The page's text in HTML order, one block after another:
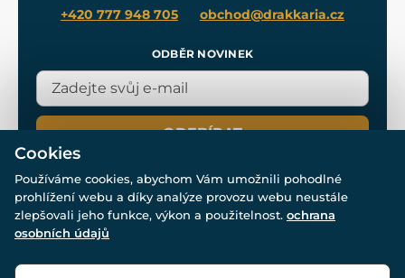
+420 777 948 705 obchod@drakkaria.cz
ODBĚR NOVINEK
ODEBÍRAT
© Všechna práva vyhrazena. www.drakkaria.cz 2007-2026.
Cookies
Používáme cookies, abychom Vám umožnili pohodlné
prohlížení webu a díky analýze provozu webu neustále
zlepšovali jeho funkce, výkon a použitelnost. ochrana
osobních údajů